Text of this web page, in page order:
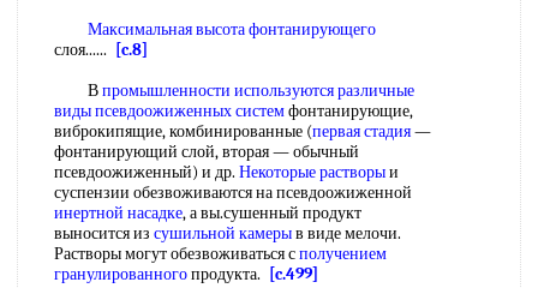
Максимальная высота фонтанирующего
слоя......
[c.8]
Впромышленности используютсяразличные
видыпсевдоожиженных системфонтанирующие,
виброкипящие, комбинированные (первая стадия—
фонтанирующий слой, вторая — обычный
псевдоожиженный) и др. Некоторые растворыи
суспензии обезвоживаются на псевдоожиженной
инертной насадке, а вы.сушенный продукт
выносится из сушильной камерыв виде мелочи.
Растворы могут обезвоживаться сполучением
гранулированногопродукта.
[c.499]